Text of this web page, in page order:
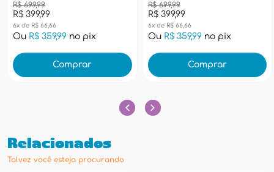
R$ 399,99
R$ 699,99
6x de R$ 66,66
Ou R$ 359,99 no pix
Comprar
R$ 399,99
R$ 699,99
6x de R$ 66,66
Ou R$ 359,99no pix
Comprar
Relacionados
Talvez você esteja procurando